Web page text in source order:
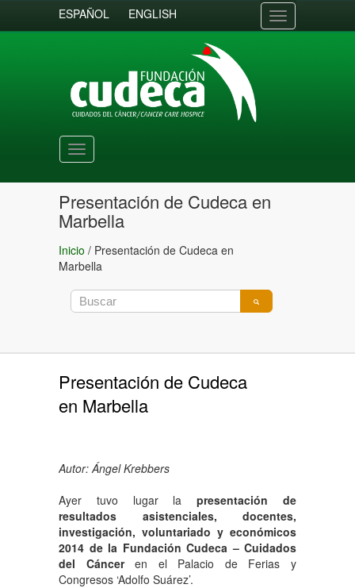
ESPAÑOL ENGLISH
Toggle
navigation
Toggle
navigation
Presentación de Cudeca en
Marbella
Inicio / Presentación de Cudeca en
Marbella
Presentación de Cudeca
en Marbella
Autor: Ángel Krebbers
Ayer tuvo lugar la presentación de
resultados asistenciales, docentes,
investigación, voluntariado y económicos
2014 de la Fundación Cudeca – Cuidados
del Cánceren el Palacio de Ferias y
Congresos ‘Adolfo Suárez’.